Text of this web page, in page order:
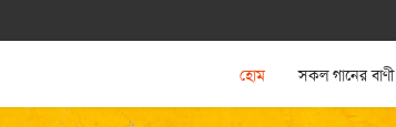
হোম সকল গানের বাণী